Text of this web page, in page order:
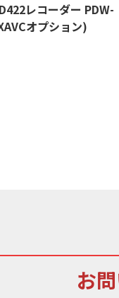
レコーダー PDW-
オプション)
お